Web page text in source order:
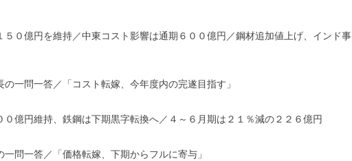
５０億円を維持／中東コスト影響は通期６００億円／鋼材追加値上げ、インド事
一問一答／「コスト転嫁、今年度内の完遂目指す」
億円維持、鉄鋼は下期黒字転換へ／４～６月期は２１％減の２２６億円
問一答／「価格転嫁、下期からフルに寄与」